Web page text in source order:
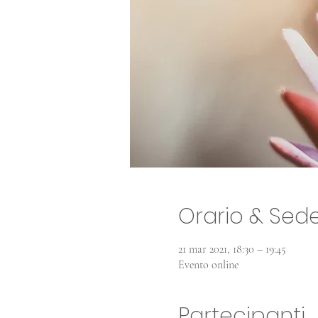
Orario &
21 mar 2021, 18:30 – 19:45
Evento online